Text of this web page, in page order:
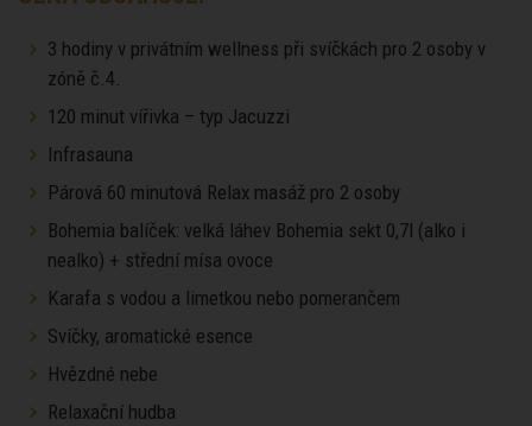
3 hodiny v privátním wellness při svíčkách pro 2 osoby v
zóně č.4.
120 minut vířivka – typ Jacuzzi
Infrasauna
Párová 60 minutová Relax masáž pro 2 osoby
Bohemia balíček: velká láhev Bohemia sekt 0,7l (alko i
nealko) + střední mísa ovoce
Karafa s vodou a limetkou nebo pomerančem
Svíčky, aromatické esence
Hvězdné nebe
Relaxační hudba